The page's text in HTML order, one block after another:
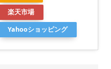
楽天市場
Yahooショッピング